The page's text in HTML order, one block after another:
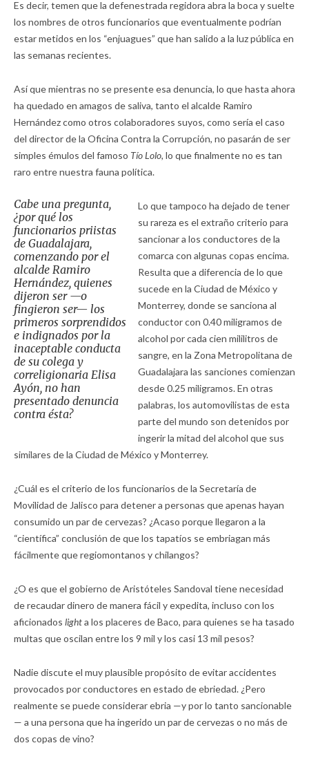
Es decir, temen que la defenestrada regidora abra la boca y suelte
los nombres de otros funcionarios que eventualmente podrían
estar metidos en los “enjuagues” que han salido a la luz pública en
las semanas recientes.
Así que mientras no se presente esa denuncia, lo que hasta ahora
ha quedado en amagos de saliva, tanto el alcalde Ramiro
Hernández como otros colaboradores suyos, como sería el caso
del director de la Oficina Contra la Corrupción, no pasarán de ser
simples émulos del famoso Tío Lolo, lo que finalmente no es tan
raro entre nuestra fauna política.
Cabe una pregunta,
¿por qué los
funcionarios priistas
de Guadalajara,
comenzando por el
alcalde Ramiro
Hernández, quienes
dijeron ser —o
fingieron ser— los
primeros sorprendidos
e indignados por la
inaceptable conducta
de su colega y
correligionaria Elisa
Ayón, no han
presentado denuncia
contra ésta?
Lo que tampoco ha dejado de tener
su rareza es el extraño criterio para
sancionar a los conductores de la
comarca con algunas copas encima.
Resulta que a diferencia de lo que
sucede en la Ciudad de México y
Monterrey, donde se sanciona al
conductor con 0.40 miligramos de
alcohol por cada cien mililitros de
sangre, en la Zona Metropolitana de
Guadalajara las sanciones comienzan
desde 0.25 miligramos. En otras
palabras, los automovilistas de esta
parte del mundo son detenidos por
ingerir la mitad del alcohol que sus
similares de la Ciudad de México y Monterrey.
¿Cuál es el criterio de los funcionarios de la Secretaría de
Movilidad de Jalisco para detener a personas que apenas hayan
consumido un par de cervezas? ¿Acaso porque llegaron a la
“científica” conclusión de que los tapatíos se embriagan más
fácilmente que regiomontanos y chilangos?
¿O es que el gobierno de Aristóteles Sandoval tiene necesidad
de recaudar dinero de manera fácil y expedita, incluso con los
aficionados lighta los placeres de Baco, para quienes se ha tasado
multas que oscilan entre los 9 mil y los casi 13 mil pesos?
Nadie discute el muy plausible propósito de evitar accidentes
provocados por conductores en estado de ebriedad. ¿Pero
realmente se puede considerar ebria —y por lo tanto sancionable
— a una persona que ha ingerido un par de cervezas o no más de
dos copas de vino?